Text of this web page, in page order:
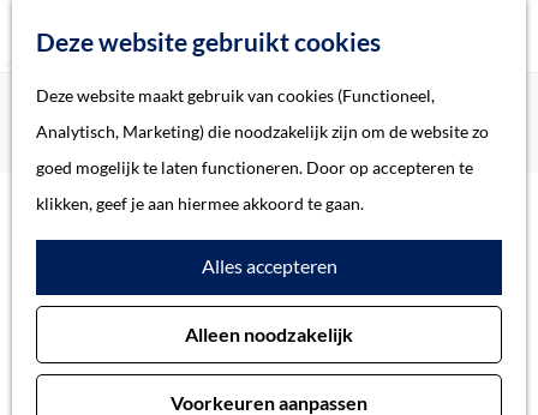
Deze website gebruikt cookies
Deze website maakt gebruik van cookies (Functioneel,
Analytisch, Marketing) die noodzakelijk zijn om de website zo
goed mogelijk te laten functioneren. Door op accepteren te
klikken, geef je aan hiermee akkoord te gaan.
Alles accepteren
Alleen noodzakelijk
Voorkeuren aanpassen
k
e
Home
Verhalen
Thema
Soort object
Collecties
Beeld en geluid
Home
Oorlogsslachtoffers 's-Hertogenbosch
Rees, Gwilym David (Pte.)
Rees, Gwilym David
(Pte.)